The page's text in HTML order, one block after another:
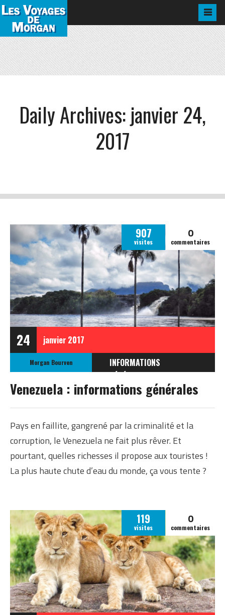
Daily Archives: janvier 24,
2017
24 janvier 2017
907
visites
0
commentaires
Morgan Bourven
INFORMATIONS
INFORMATIONS
GÉNÉRALES SUR LE
VENEZUELA
Venezuela : informations générales
Pays en faillite, gangrené par la criminalité et la
corruption, le Venezuela ne fait plus rêver. Et
pourtant, quelles richesses il propose aux touristes !
La plus haute chute d’eau du monde, ça vous tente ?
119
visites
0
commentaires